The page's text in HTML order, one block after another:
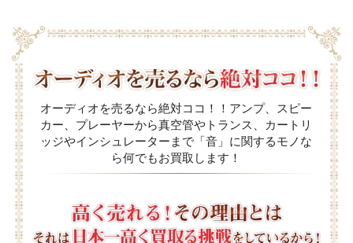
オーディオを売るなら絶対ココ！！アンプ、スピー
カー、プレーヤーから真空管やトランス、カートリ
ッジやインシュレーターまで「音」に関するモノな
ら何でもお買取します！